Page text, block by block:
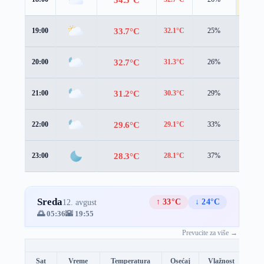
19:00 33.7°C 32.1°C 25%
20:00 32.7°C 31.3°C 26%
21:00 31.2°C 30.3°C 29%
22:00 29.6°C 29.1°C 33%
23:00 28.3°C 28.1°C 37%
Sreda12. avgust ↑ 33°C
↓ 24°C
🌅 05:36🌇 19:55
Prevucite za više →
Sat Vreme Temperatura Osećaj Vlažnost